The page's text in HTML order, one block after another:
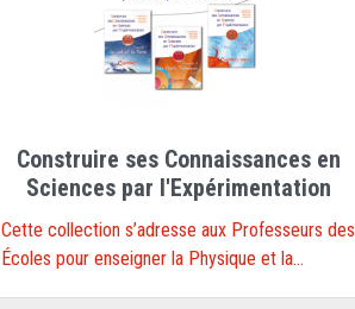
Construire ses Connaissances en
Sciences par l'Expérimentation
Cette collection s’adresse aux Professeurs des
Écoles pour enseigner la Physique et la...